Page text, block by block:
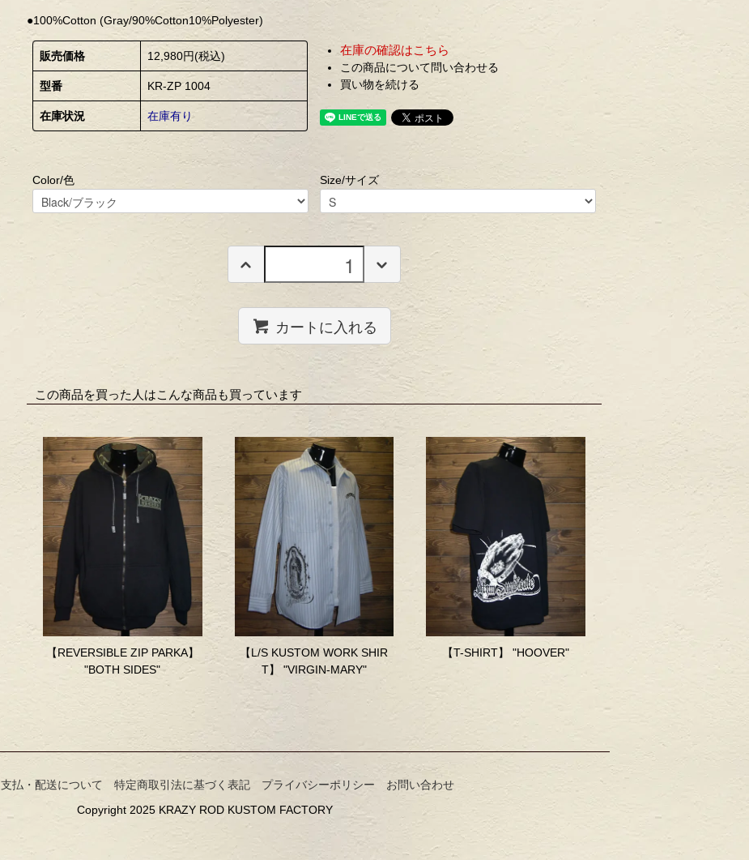
●100%Cotton (Gray/90%Cotton10%Polyester)
販売価格 12,980円(税込)
型番 KR-ZP 1004
在庫状況 在庫有り
在庫の確認はこちら
この商品について問い合わせる
買い物を続ける
Color/色 Size/サイズ
カートに入れる
この商品を買った人はこんな商品も買っています
【REVERSIBLE ZIP PARKA】
"BOTH SIDES"
【L/S KUSTOM WORK SHIR
T】 "VIRGIN-MARY"
【T-SHIRT】 "HOOVER"
支払・配送について 特定商取引法に基づく表記 プライバシーポリシー
お問い合わせ
Copyright 2025 KRAZY ROD KUSTOM FACTORY